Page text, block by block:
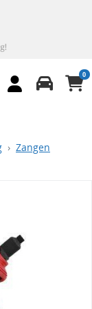
0
Zangen